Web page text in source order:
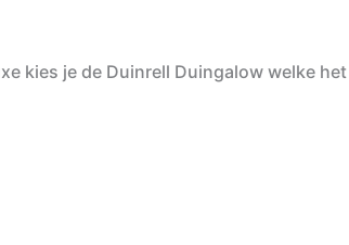
kies je de Duinrell Duingalow welke